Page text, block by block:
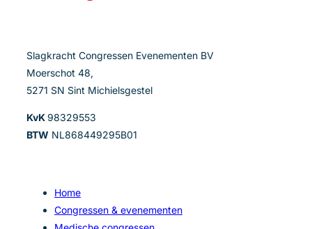
Slagkracht Congressen Evenementen BV
Moerschot 48,
5271 SN Sint Michielsgestel
KvK98329553
BTW NL868449295B01
Home
Congressen & evenementen